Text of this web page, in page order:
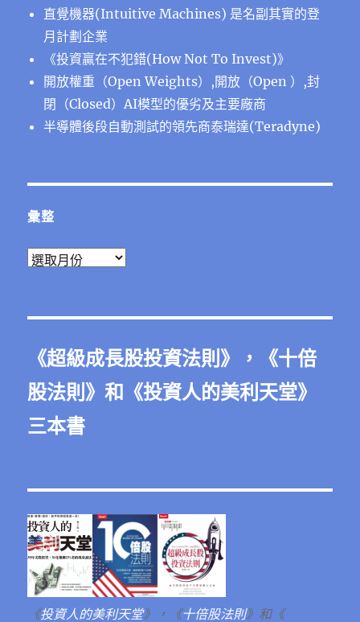
直覺機器(Intuitive Machines) 是名副其實的登
月計劃企業
《投資贏在不犯錯(How Not To Invest)》
開放權重（Open Weights）,開放（Open ）,封
閉（Closed）AI模型的優劣及主要廠商
半導體後段⾃動測試的領先商泰瑞達(Teradyne)
彙整
彙
《超級成長股投資法則 》，《十倍
股法則 》和《投資人的美利天堂》
三本書
《投資人的美利天堂》，《十倍股法則》和《